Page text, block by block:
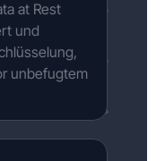
at Rest
und
unbefugtem